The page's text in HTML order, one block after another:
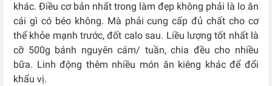
khác. Điều cơ bản nhất trong làm đẹp không phải là lo ăn
cái gì có béo không. Mà phải cung cấp đủ chất cho cơ
thể khỏe mạnh trước, đốt calo sau. Liều lượng tốt nhất là
cỡ 500g bánh nguyên cám/ tuần, chia đều cho nhiều
bữa. Linh động thêm nhiều món ăn kiêng khác để đổi
khẩu vị.